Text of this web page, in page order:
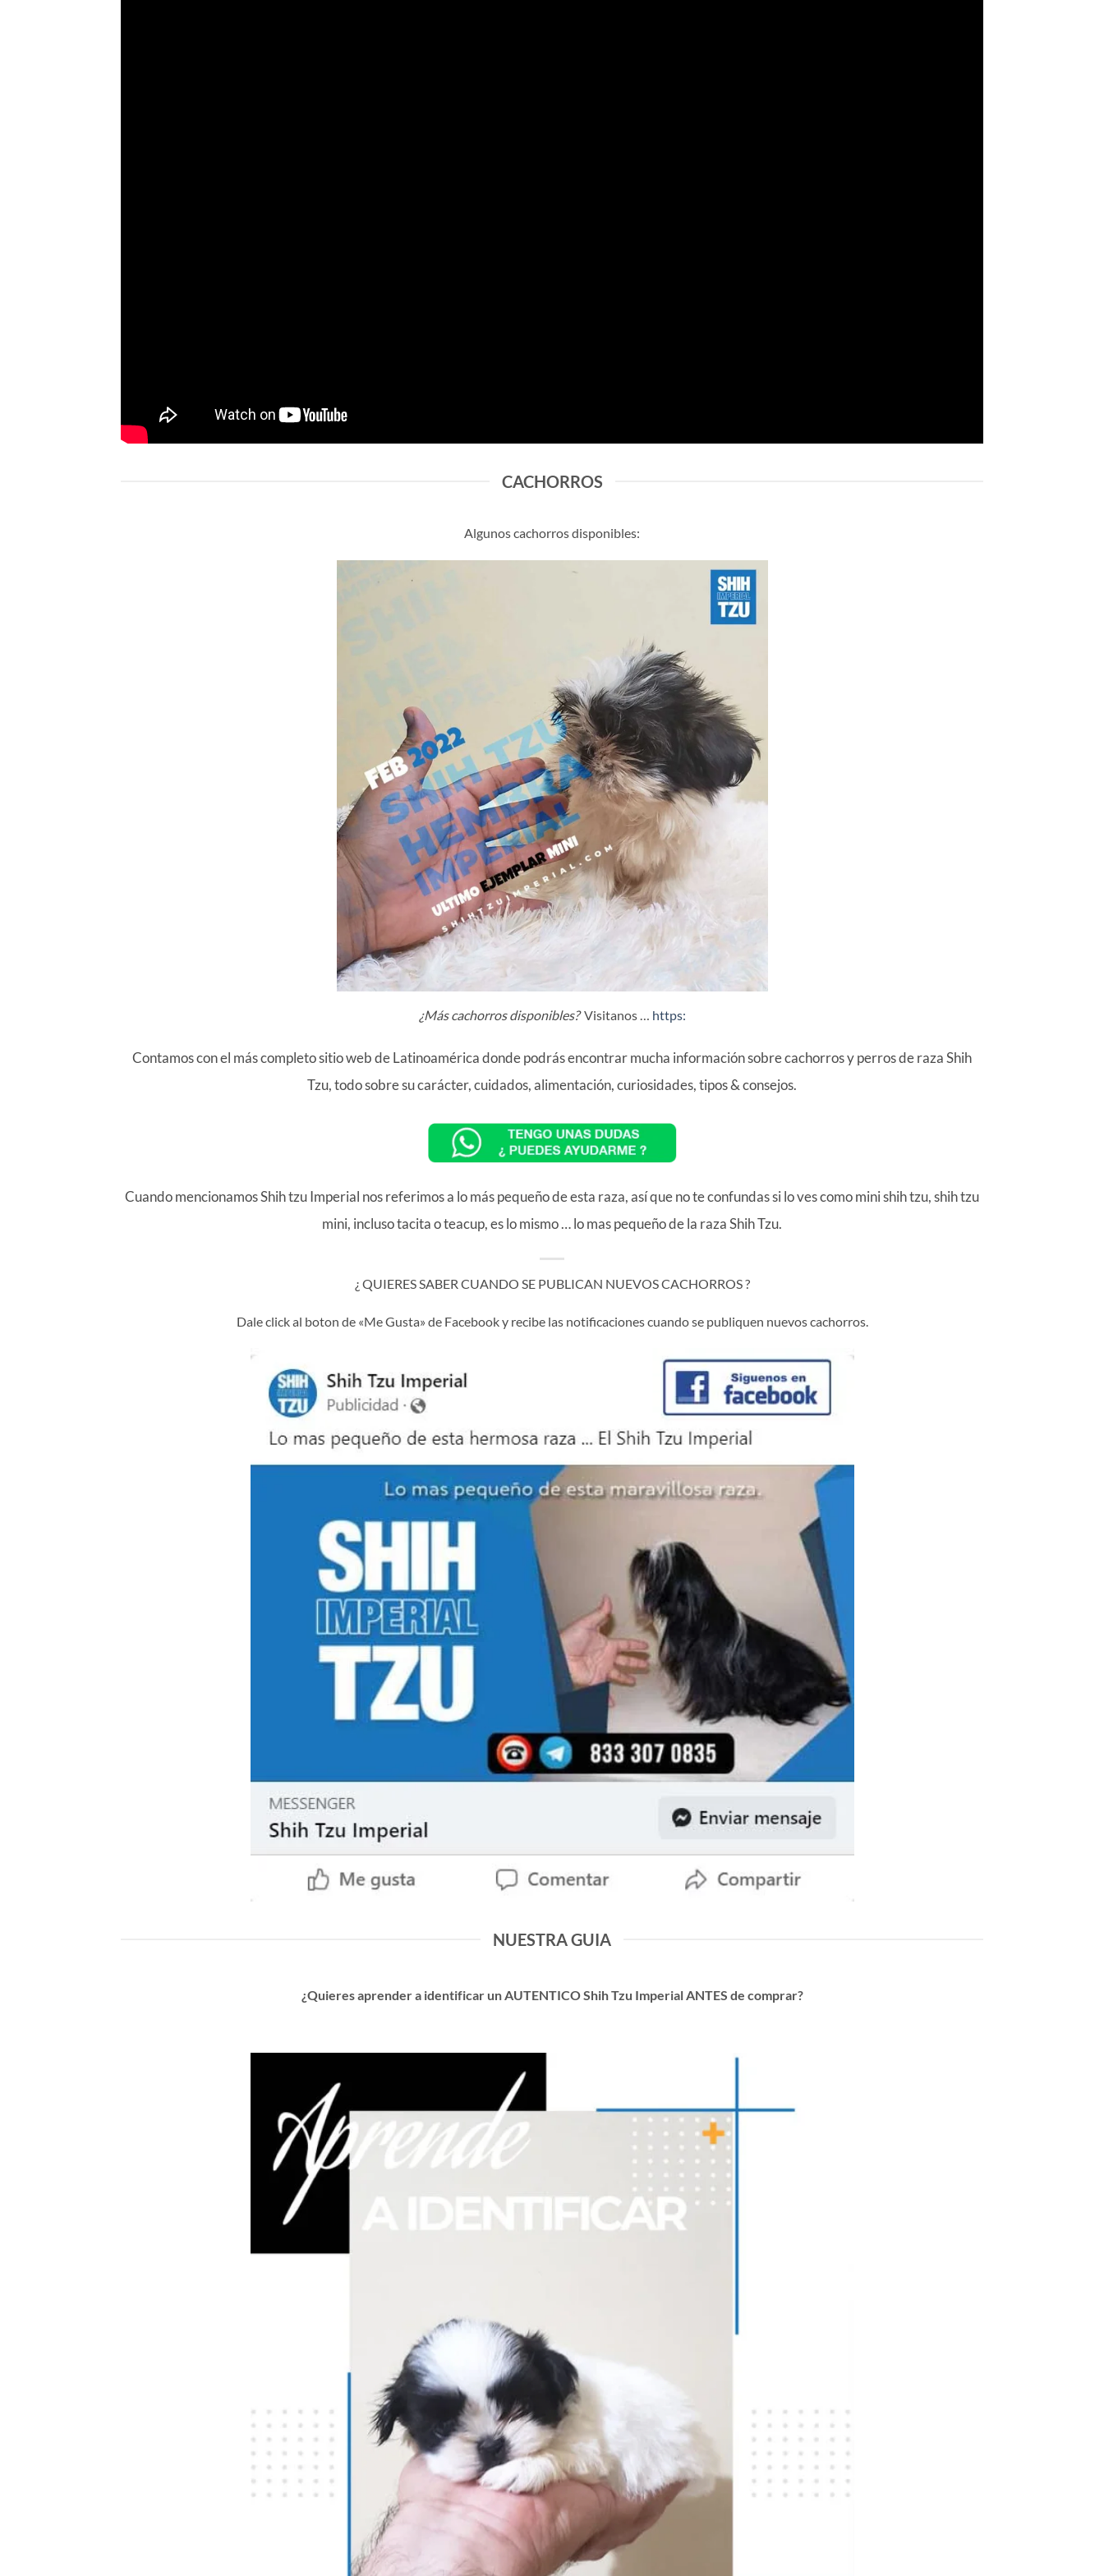
CACHORROS
Algunos cachorros disponibles:
¿Más cachorros disponibles?Visitanos … https:
Contamos con el más completo sitio web de Latinoamérica donde podrás encontrar mucha información sobre cachorros y perros de raza Shih
Tzu, todo sobre su carácter, cuidados, alimentación, curiosidades, tipos & consejos.
Cuando mencionamos Shih tzu Imperial nos referimos a lo más pequeño de esta raza, así que no te confundas si lo ves como mini shih tzu, shih tzu
mini, incluso tacita o teacup, es lo mismo … lo mas pequeño de la raza Shih Tzu.
¿ QUIERES SABER CUANDO SE PUBLICAN NUEVOS CACHORROS ?
Dale click al boton de «Me Gusta» de Facebook y recibe las notificaciones cuando se publiquen nuevos cachorros.
NUESTRA GUIA
¿Quieres aprender a identificar un AUTENTICO Shih Tzu Imperial ANTES de comprar?